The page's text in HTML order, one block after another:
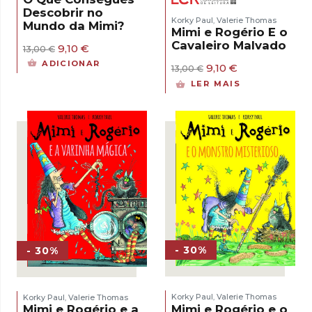
Descobrir no
Mundo da Mimi?
13,00€ O
preço
9,10 €
preço
ADICIONAR
Korky Paul Valerie Thomas
Mimi e Rogério E o
Cavaleiro Malvado
13,00€ O
preço
original
13,00 €.
9,10 €O
preço
atual
9,10 €.
LER MAIS
- 30%
Korky Paul Valerie Thomas
- 30%
Korky Paul, Valerie Thomas
Mimi e Rogério e o